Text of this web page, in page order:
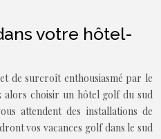
votre hôtel-
de surcroît enthousiasmé par le
alors choisir un hôtel golf du sud
attendent des installations de
vos vacances golf dans le sud